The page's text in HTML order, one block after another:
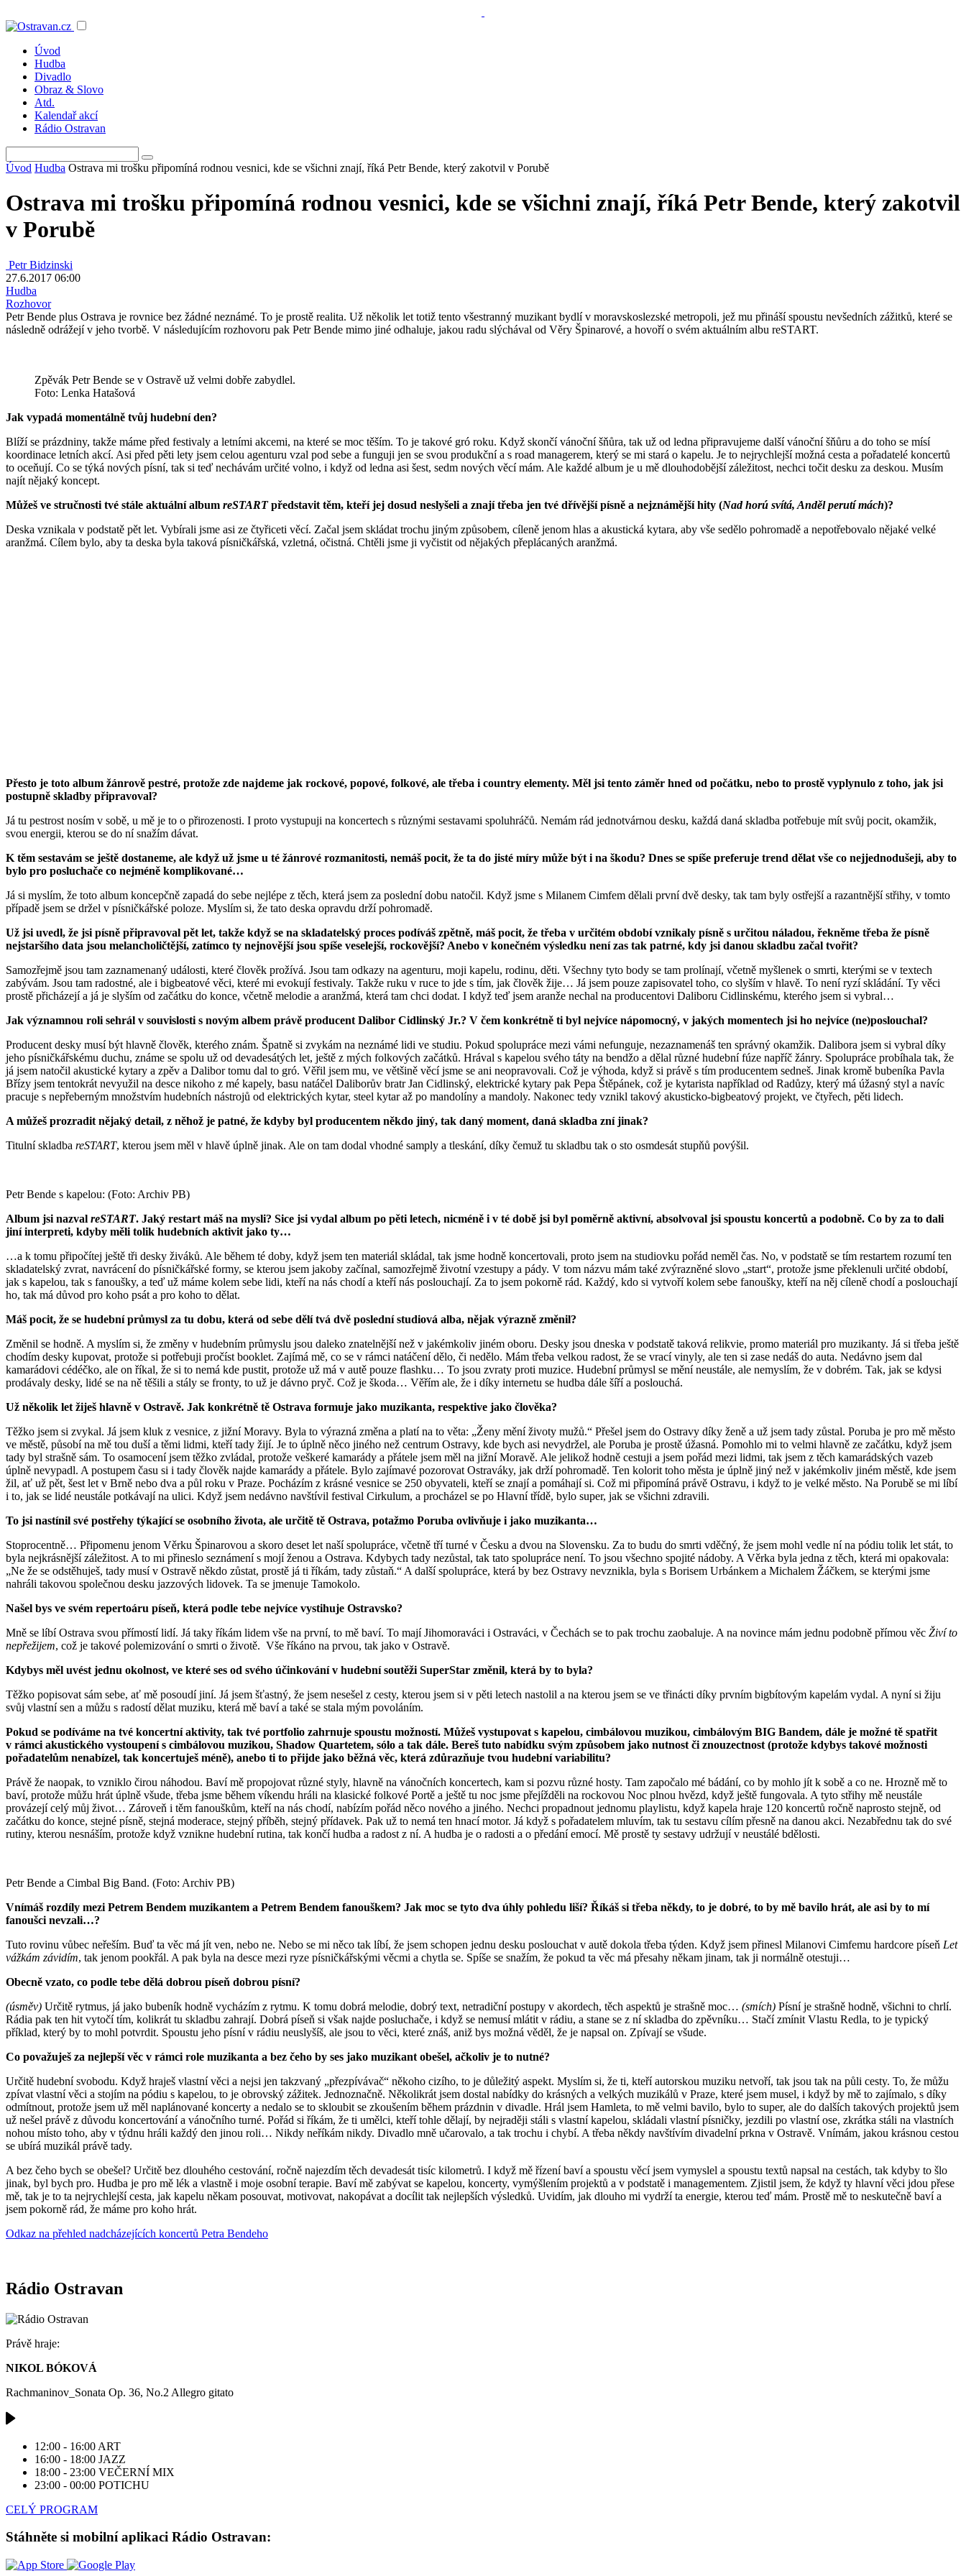
Úvod
Hudba
Divadlo
Obraz & Slovo
Atd.
Kalendař akcí
Rádio Ostravan
Úvod Hudba Ostrava mi trošku připomíná rodnou vesnici, kde se všichni znají, říká Petr Bende, který zakotvil v Porubě
Ostrava mi trošku připomíná rodnou vesnici, kde se všichni znají, říká Petr Bende, který zakotvil
v Porubě
Petr Bidzinski
27.6.2017 06:00
Hudba
Rozhovor
Petr Bende plus Ostrava je rovnice bez žádné neznámé. To je prostě realita. Už několik let totiž tento všestranný muzikant bydlí v moravskoslezské metropoli, jež mu přináší spoustu nevšedních zážitků, které se
následně odrážejí v jeho tvorbě. V následujícím rozhovoru pak Petr Bende mimo jiné odhaluje, jakou radu slýchával od Věry Špinarové, a hovoří o svém aktuálním albu reSTART.
Zpěvák Petr Bende se v Ostravě už velmi dobře zabydlel.
Foto: Lenka Hatašová
Jak vypadá momentálně tvůj hudební den?
Blíží se prázdniny, takže máme před festivaly a letními akcemi, na které se moc těším. To je takové gró roku. Když skončí vánoční šňůra, tak už od ledna připravujeme další vánoční šňůru a do toho se mísí
koordinace letních akcí. Asi před pěti lety jsem celou agenturu vzal pod sebe a funguji jen se svou produkční a s road managerem, který se mi stará o kapelu. Je to nejrychlejší možná cesta a pořadatelé koncertů
to oceňují. Co se týká nových písní, tak si teď nechávám určité volno, i když od ledna asi šest, sedm nových věcí mám. Ale každé album je u mě dlouhodobější záležitost, nechci točit desku za deskou. Musím
najít nějaký koncept.
Můžeš ve stručnosti tvé stále aktuální album reSTARTpředstavit těm, kteří jej dosud neslyšeli a znají třeba jen tvé dřívější písně a nejznámější hity (Nad horú svítá, Anděl perutí mách)?
Deska vznikala v podstatě pět let. Vybírali jsme asi ze čtyřiceti věcí. Začal jsem skládat trochu jiným způsobem, cíleně jenom hlas a akustická kytara, aby vše sedělo pohromadě a nepotřebovalo nějaké velké
aranžmá. Cílem bylo, aby ta deska byla taková písničkářská, vzletná, očistná. Chtěli jsme ji vyčistit od nějakých přeplácaných aranžmá.
Přesto je toto album žánrově pestré, protože zde najdeme jak rockové, popové, folkové, ale třeba i country elementy. Měl jsi tento záměr hned od počátku, nebo to prostě vyplynulo z toho, jak jsi
postupně skladby připravoval?
Já tu pestrost nosím v sobě, u mě je to o přirozenosti. I proto vystupuji na koncertech s různými sestavami spoluhráčů. Nemám rád jednotvárnou desku, každá daná skladba potřebuje mít svůj pocit, okamžik,
svou energii, kterou se do ní snažím dávat.
K těm sestavám se ještě dostaneme, ale když už jsme u té žánrové rozmanitosti, nemáš pocit, že ta do jisté míry může být i na škodu? Dnes se spíše preferuje trend dělat vše co nejjednodušeji, aby to
bylo pro posluchače co nejméně komplikované…
Já si myslím, že toto album koncepčně zapadá do sebe nejlépe z těch, která jsem za poslední dobu natočil. Když jsme s Milanem Cimfem dělali první dvě desky, tak tam byly ostřejší a razantnější střihy, v tomto
případě jsem se držel v písničkářské poloze. Myslím si, že tato deska opravdu drží pohromadě.
Už jsi uvedl, že jsi písně připravoval pět let, takže když se na skladatelský proces podíváš zpětně, máš pocit, že třeba v určitém období vznikaly písně s určitou náladou, řekněme třeba že písně
nejstaršího data jsou melancholičtější, zatímco ty nejnovější jsou spíše veselejší, rockovější? Anebo v konečném výsledku není zas tak patrné, kdy jsi danou skladbu začal tvořit?
Samozřejmě jsou tam zaznamenaný události, které člověk prožívá. Jsou tam odkazy na agenturu, moji kapelu, rodinu, děti. Všechny tyto body se tam prolínají, včetně myšlenek o smrti, kterými se v textech
zabývám. Jsou tam radostné, ale i bigbeatové věci, které mi evokují festivaly. Takže ruku v ruce to jde s tím, jak člověk žije… Já jsem pouze zapisovatel toho, co slyším v hlavě. To není ryzí skládání. Ty věci
prostě přicházejí a já je slyším od začátku do konce, včetně melodie a aranžmá, která tam chci dodat. I když teď jsem aranže nechal na producentovi Daliboru Cidlinskému, kterého jsem si vybral…
Jak významnou roli sehrál v souvislosti s novým albem právě producent Dalibor Cidlinský Jr.? V čem konkrétně ti byl nejvíce nápomocný, v jakých momentech jsi ho nejvíce (ne)poslouchal?
Producent desky musí být hlavně člověk, kterého znám. Špatně si zvykám na neznámé lidi ve studiu. Pokud spolupráce mezi vámi nefunguje, nezaznamenáš ten správný okamžik. Dalibora jsem si vybral díky
jeho písničkářskému duchu, známe se spolu už od devadesátých let, ještě z mých folkových začátků. Hrával s kapelou svého táty na bendžo a dělal různé hudební fúze napříč žánry. Spolupráce probíhala tak, že
já jsem natočil akustické kytary a zpěv a Dalibor tomu dal to gró. Věřil jsem mu, ve většině věcí jsme se ani neopravovali. Což je výhoda, když si právě s tím producentem sedneš. Jinak kromě bubeníka Pavla
Břízy jsem tentokrát nevyužil na desce nikoho z mé kapely, basu natáčel Daliborův bratr Jan Cidlinský, elektrické kytary pak Pepa Štěpánek, což je kytarista například od Radůzy, který má úžasný styl a navíc
pracuje s nepřeberným množstvím hudebních nástrojů od elektrických kytar, steel kytar až po mandolíny a mandoly. Nakonec tedy vznikl takový akusticko-bigbeatový projekt, ve čtyřech, pěti lidech.
A můžeš prozradit nějaký detail, z něhož je patné, že kdyby byl producentem někdo jiný, tak daný moment, daná skladba zní jinak?
Titulní skladba reSTART, kterou jsem měl v hlavě úplně jinak. Ale on tam dodal vhodné samply a tleskání, díky čemuž tu skladbu tak o sto osmdesát stupňů povýšil.
Petr Bende s kapelou: (Foto: Archiv PB)
Album jsi nazval reSTART. Jaký restart máš na mysli? Sice jsi vydal album po pěti letech, nicméně i v té době jsi byl poměrně aktivní, absolvoval jsi spoustu koncertů a podobně. Co by za to dali
jiní interpreti, kdyby měli tolik hudebních aktivit jako ty…
…a k tomu připočítej ještě tři desky živáků. Ale během té doby, když jsem ten materiál skládal, tak jsme hodně koncertovali, proto jsem na studiovku pořád neměl čas. No, v podstatě se tím restartem rozumí ten
skladatelský zvrat, navrácení do písničkářské formy, se kterou jsem jakoby začínal, samozřejmě životní vzestupy a pády. V tom názvu mám také zvýrazněné slovo „start“, protože jsme překlenuli určité období,
jak s kapelou, tak s fanoušky, a teď už máme kolem sebe lidi, kteří na nás chodí a kteří nás poslouchají. Za to jsem pokorně rád. Každý, kdo si vytvoří kolem sebe fanoušky, kteří na něj cíleně chodí a poslouchají
ho, tak má důvod pro koho psát a pro koho to dělat.
Máš pocit, že se hudební průmysl za tu dobu, která od sebe dělí tvá dvě poslední studiová alba, nějak výrazně změnil?
Změnil se hodně. A myslím si, že změny v hudebním průmyslu jsou daleko znatelnější než v jakémkoliv jiném oboru. Desky jsou dneska v podstatě taková relikvie, promo materiál pro muzikanty. Já si třeba ještě
chodím desky kupovat, protože si potřebuji pročíst booklet. Zajímá mě, co se v rámci natáčení dělo, či nedělo. Mám třeba velkou radost, že se vrací vinyly, ale ten si zase nedáš do auta. Nedávno jsem dal
kamarádovi cédéčko, ale on říkal, že si to nemá kde pustit, protože už má v autě pouze flashku… To jsou zvraty proti muzice. Hudební průmysl se mění neustále, ale nemyslím, že v dobrém. Tak, jak se kdysi
prodávaly desky, lidé se na ně těšili a stály se fronty, to už je dávno pryč. Což je škoda… Věřím ale, že i díky internetu se hudba dále šíří a poslouchá.
Už několik let žiješ hlavně v Ostravě. Jak konkrétně tě Ostrava formuje jako muzikanta, respektive jako člověka?
Těžko jsem si zvykal. Já jsem kluk z vesnice, z jižní Moravy. Byla to výrazná změna a platí na to věta: „Ženy mění životy mužů.“ Přešel jsem do Ostravy díky ženě a už jsem tady zůstal. Poruba je pro mě město
ve městě, působí na mě tou duší a těmi lidmi, kteří tady žijí. Je to úplně něco jiného než centrum Ostravy, kde bych asi nevydržel, ale Poruba je prostě úžasná. Pomohlo mi to velmi hlavně ze začátku, když jsem
tady byl strašně sám. To osamocení jsem těžko zvládal, protože veškeré kamarády a přátele jsem měl na jižní Moravě. Ale jelikož hodně cestuji a jsem pořád mezi lidmi, tak jsem z těch kamarádských vazeb
úplně nevypadl. A postupem času si i tady člověk najde kamarády a přátele. Bylo zajímavé pozorovat Ostraváky, jak drží pohromadě. Ten kolorit toho města je úplně jiný než v jakémkoliv jiném městě, kde jsem
žil, ať už pět, šest let v Brně nebo dva a půl roku v Praze. Pocházím z krásné vesnice se 250 obyvateli, kteří se znají a pomáhají si. Což mi připomíná právě Ostravu, i když to je velké město. Na Porubě se mi líbí
i to, jak se lidé neustále potkávají na ulici. Když jsem nedávno navštívil festival Cirkulum, a procházel se po Hlavní třídě, bylo super, jak se všichni zdravili.
To jsi nastínil své postřehy týkající se osobního života, ale určitě tě Ostrava, potažmo Poruba ovlivňuje i jako muzikanta…
Stoprocentně… Připomenu jenom Věrku Špinarovou a skoro deset let naší spolupráce, včetně tří turné v Česku a dvou na Slovensku. Za to budu do smrti vděčný, že jsem mohl vedle ní na pódiu tolik let stát, to
byla nejkrásnější záležitost. A to mi přineslo seznámení s mojí ženou a Ostrava. Kdybych tady nezůstal, tak tato spolupráce není. To jsou všechno spojité nádoby. A Věrka byla jedna z těch, která mi opakovala:
„Ne že se odstěhuješ, tady musí v Ostravě někdo zůstat, prostě já ti říkám, tady zůstaň.“ A další spolupráce, která by bez Ostravy nevznikla, byla s Borisem Urbánkem a Michalem Žáčkem, se kterými jsme
nahráli takovou společnou desku jazzových lidovek. Ta se jmenuje Tamokolo.
Našel bys ve svém repertoáru píseň, která podle tebe nejvíce vystihuje Ostravsko?
Mně se líbí Ostrava svou přímostí lidí. Já taky říkám lidem vše na první, to mě baví. To mají Jihomoraváci i Ostraváci, v Čechách se to pak trochu zaobaluje. A na novince mám jednu podobně přímou věc Živí to
nepřežijem, což je takové polemizování o smrti o životě. Vše říkáno na prvou, tak jako v Ostravě.
Kdybys měl uvést jednu okolnost, ve které ses od svého účinkování v hudební soutěži SuperStar změnil, která by to byla?
Těžko popisovat sám sebe, ať mě posoudí jiní. Já jsem šťastný, že jsem nesešel z cesty, kterou jsem si v pěti letech nastolil a na kterou jsem se ve třinácti díky prvním bigbítovým kapelám vydal. A nyní si žiju
svůj vlastní sen a můžu s radostí dělat muziku, která mě baví a také se stala mým povoláním.
Pokud se podíváme na tvé koncertní aktivity, tak tvé portfolio zahrnuje spoustu možností. Můžeš vystupovat s kapelou, cimbálovou muzikou, cimbálovým BIG Bandem, dále je možné tě spatřit
v rámci akustického vystoupení s cimbálovou muzikou, Shadow Quartetem, sólo a tak dále. Bereš tuto nabídku svým způsobem jako nutnost či znouzectnost (protože kdybys takové možnosti
pořadatelům nenabízel, tak koncertuješ méně), anebo ti to přijde jako běžná věc, která zdůrazňuje tvou hudební variabilitu?
Právě že naopak, to vzniklo čirou náhodou. Baví mě propojovat různé styly, hlavně na vánočních koncertech, kam si pozvu různé hosty. Tam započalo mé bádání, co by mohlo jít k sobě a co ne. Hrozně mě to
baví, protože můžu hrát úplně všude, třeba jsme během víkendu hráli na klasické folkové Portě a ještě tu noc jsme přejížděli na rockovou Noc plnou hvězd, když ještě fungovala. A tyto střihy mě neustále
provázejí celý můj život… Zároveň i těm fanouškům, kteří na nás chodí, nabízím pořád něco nového a jiného. Nechci propadnout jednomu playlistu, když kapela hraje 120 koncertů ročně naprosto stejně, od
začátku do konce, stejné písně, stejná moderace, stejný příběh, stejný přídavek. Pak už to nemá ten hnací motor. Já když s pořadatelem mluvím, tak tu sestavu cílím přesně na danou akci. Nezabřednu tak do své
rutiny, kterou nesnáším, protože když vznikne hudební rutina, tak končí hudba a radost z ní. A hudba je o radosti a o předání emocí. Mě prostě ty sestavy udržují v neustálé bdělosti.
Petr Bende a Cimbal Big Band. (Foto: Archiv PB)
Vnímáš rozdíly mezi Petrem Bendem muzikantem a Petrem Bendem fanouškem? Jak moc se tyto dva úhly pohledu liší? Říkáš si třeba někdy, to je dobré, to by mě bavilo hrát, ale asi by to mí
fanoušci nevzali…?
Tuto rovinu vůbec neřeším. Buď ta věc má jít ven, nebo ne. Nebo se mi něco tak líbí, že jsem schopen jednu desku poslouchat v autě dokola třeba týden. Když jsem přinesl Milanovi Cimfemu hardcore píseň Let
vážkám závidím, tak jenom pookřál. A pak byla na desce mezi ryze písničkářskými věcmi a chytla se. Spíše se snažím, že pokud ta věc má přesahy někam jinam, tak ji normálně otestuji…
Obecně vzato, co podle tebe dělá dobrou píseň dobrou písní?
(úsměv) Určitě rytmus, já jako bubeník hodně vycházím z rytmu. K tomu dobrá melodie, dobrý text, netradiční postupy v akordech, těch aspektů je strašně moc… (smích) Písní je strašně hodně, všichni to chrlí.
Rádia pak ten hit vytočí tím, kolikrát tu skladbu zahrají. Dobrá píseň si však najde posluchače, i když se nemusí mlátit v rádiu, a stane se z ní skladba do zpěvníku… Stačí zmínit Vlastu Redla, to je typický
příklad, který by to mohl potvrdit. Spoustu jeho písní v rádiu neuslyšíš, ale jsou to věci, které znáš, aniž bys možná věděl, že je napsal on. Zpívají se všude.
Co považuješ za nejlepší věc v rámci role muzikanta a bez čeho by ses jako muzikant obešel, ačkoliv je to nutné?
Určitě hudební svobodu. Když hraješ vlastní věci a nejsi jen takzvaný „přezpívávač“ někoho cizího, to je důležitý aspekt. Myslím si, že ti, kteří autorskou muziku netvoří, tak jsou tak na půli cesty. To, že můžu
zpívat vlastní věci a stojím na pódiu s kapelou, to je obrovský zážitek. Jednoznačně. Několikrát jsem dostal nabídky do krásných a velkých muzikálů v Praze, které jsem musel, i když by mě to zajímalo, s díky
odmítnout, protože jsem už měl naplánované koncerty a nedalo se to skloubit se zkoušením během prázdnin v divadle. Hrál jsem Hamleta, to mě velmi bavilo, bylo to super, ale do dalších takových projektů jsem
už nešel právě z důvodu koncertování a vánočního turné. Pořád si říkám, že ti umělci, kteří tohle dělají, by nejraději stáli s vlastní kapelou, skládali vlastní písničky, jezdili po vlastní ose, zkrátka stáli na vlastních
nohou místo toho, aby v týdnu hráli každý den jinou roli… Nikdy neříkám nikdy. Divadlo mně učarovalo, a tak trochu i chybí. A třeba někdy navštívím divadelní prkna v Ostravě. Vnímám, jakou krásnou cestou
se ubírá muzikál právě tady.
A bez čeho bych se obešel? Určitě bez dlouhého cestování, ročně najezdím těch devadesát tisíc kilometrů. I když mě řízení baví a spoustu věcí jsem vymyslel a spoustu textů napsal na cestách, tak kdyby to šlo
jinak, byl bych pro. Hudba je pro mě lék a vlastně i moje osobní terapie. Baví mě zabývat se kapelou, koncerty, vymýšlením projektů a v podstatě i managementem. Zjistil jsem, že když ty hlavní věci jdou přese
mě, tak je to ta nejrychlejší cesta, jak kapelu někam posouvat, motivovat, nakopávat a docílit tak nejlepších výsledků. Uvidím, jak dlouho mi vydrží ta energie, kterou teď mám. Prostě mě to neskutečně baví a
jsem pokorně rád, že máme pro koho hrát.
Odkaz na přehled nadcházejících koncertů Petra Bendeho
Rádio Ostravan
Právě hraje:
NIKOL BÓKOVÁ
Rachmaninov_Sonata Op. 36, No.2 Allegro gitato
12:00 - 16:00 ART
16:00 - 18:00 JAZZ
18:00 - 23:00 VEČERNÍ MIX
23:00 - 00:00 POTICHU
CELÝ PROGRAM
Stáhněte si mobilní aplikaci Rádio Ostravan: